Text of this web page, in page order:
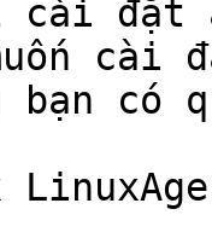
cài đặt
cài
bạn